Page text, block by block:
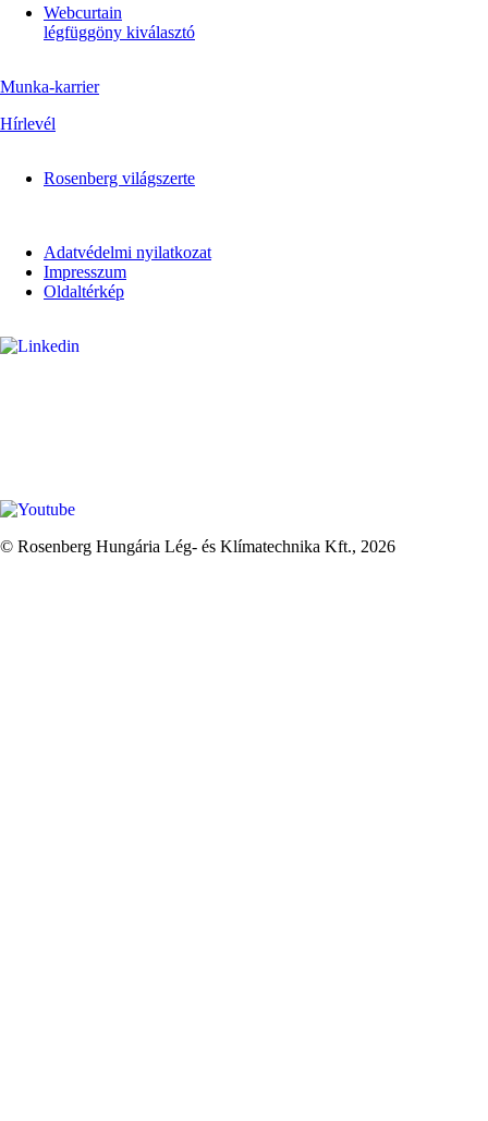
Webcurtain
légfüggöny kiválasztó
Munka-karrier
Hírlevél
Rosenberg világszerte
Adatvédelmi nyilatkozat
Impresszum
Oldaltérkép
© Rosenberg Hungária Lég- és Klímatechnika Kft., 2026